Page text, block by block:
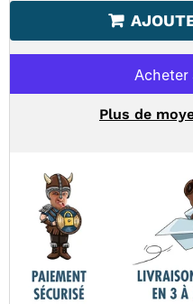
Plus de